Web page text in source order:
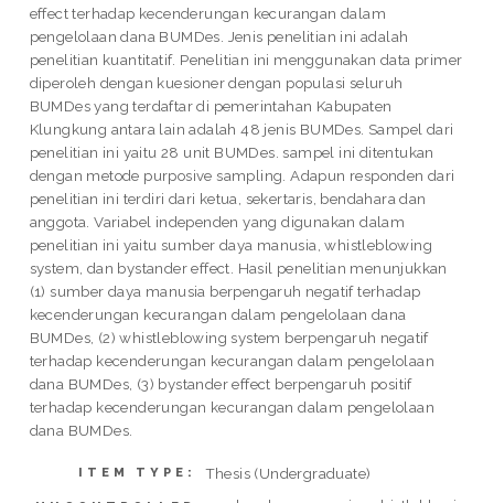
effect terhadap kecenderungan kecurangan dalam
pengelolaan dana BUMDes. Jenis penelitian ini adalah
penelitian kuantitatif. Penelitian ini menggunakan data primer
diperoleh dengan kuesioner dengan populasi seluruh
BUMDes yang terdaftar di pemerintahan Kabupaten
Klungkung antara lain adalah 48 jenis BUMDes. Sampel dari
penelitian ini yaitu 28 unit BUMDes. sampel ini ditentukan
dengan metode purposive sampling. Adapun responden dari
penelitian ini terdiri dari ketua, sekertaris, bendahara dan
anggota. Variabel independen yang digunakan dalam
penelitian ini yaitu sumber daya manusia, whistleblowing
system, dan bystander effect. Hasil penelitian menunjukkan
(1) sumber daya manusia berpengaruh negatif terhadap
kecenderungan kecurangan dalam pengelolaan dana
BUMDes, (2) whistleblowing system berpengaruh negatif
terhadap kecenderungan kecurangan dalam pengelolaan
dana BUMDes, (3) bystander effect berpengaruh positif
terhadap kecenderungan kecurangan dalam pengelolaan
dana BUMDes.
ITEM TYPE: Thesis (Undergraduate)